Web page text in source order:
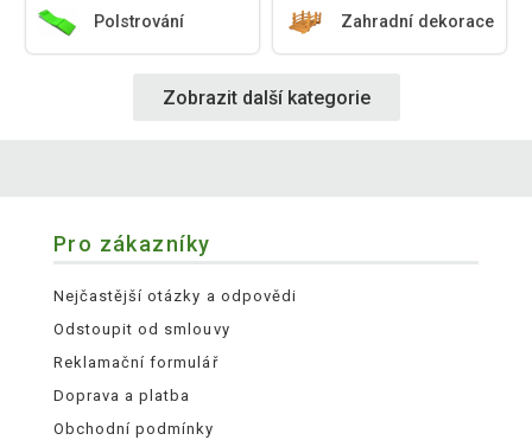
Polstrování Zahradní dekorace
Zobrazit další kategorie
Pro zákazníky
Nejčastější otázky a odpovědi
Odstoupit od smlouvy
Reklamační formulář
Doprava a platba
Obchodní podmínky